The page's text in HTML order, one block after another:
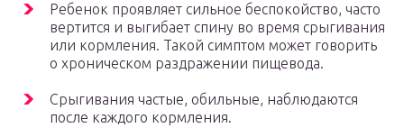
Ребенок проявляет сильное беспокойство, часто
вертится и выгибает спину во время срыгивания
или кормления. Такой симптом может говорить
о хроническом раздражении пищевода.
Срыгивания частые, обильные, наблюдаются
после каждого кормления.